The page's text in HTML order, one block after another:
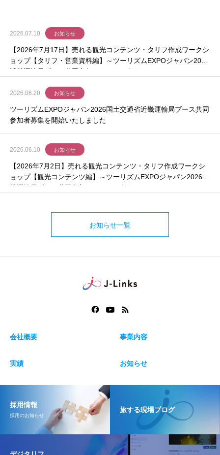
2026.07.10 お知らせ
【2026年7月17日】売れる観光コンテンツ・タリフ作成ワークシ
ョップ【タリフ・営業資料編】～ツーリズムEXPOジャパン2026
近畿運輸局ブース共同参加のチャンスあり～
2026.06.20 お知らせ
ツーリズムEXPOジャパン2026国土交通省近畿運輸局ブース共同
参加者募集を開始いたしました
2026.06.10 お知らせ
【2026年7月2日】売れる観光コンテンツ・タリフ作成ワークシ
ョップ【観光コンテンツ編】～ツーリズムEXPOジャパン2026近
畿運輸局ブース共同参加のチャンスあり～
お知らせ一覧
会社概要 事業内容
実績 お知らせ
採用情報
採用のお知らせ
旅する現場ブログ